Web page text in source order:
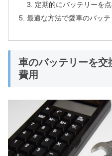
定期的にバッテリーを
最適な方法で愛車のバッ
車のバッテリーを交
費用